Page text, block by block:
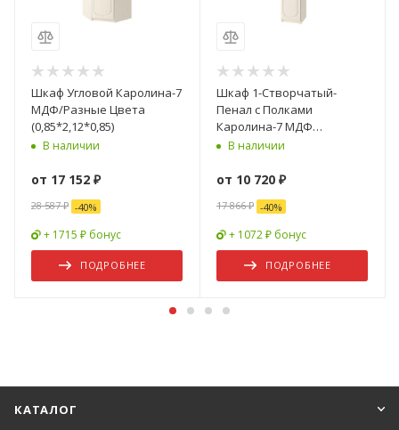
Шкаф Угловой Каролина-7
МДФ/Разные Цвета
(0,85*2,12*0,85)
В наличии
от 17 152 ₽
28 587 ₽ -40%
+ 1715 ₽ бонус
ПОДРОБНЕЕ
Шкаф 1-Створчатый-
Пенал с Полками
Каролина-7 МДФ
(0,5х2,12х0,55)/Разные
В наличии
от 10 720 ₽
17 866 ₽ -40%
+ 1072 ₽ бонус
ПОДРОБНЕЕ
КАТАЛОГ